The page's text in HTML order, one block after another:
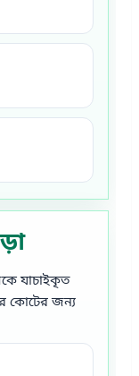
যাচাইকৃত
কোটের জন্য